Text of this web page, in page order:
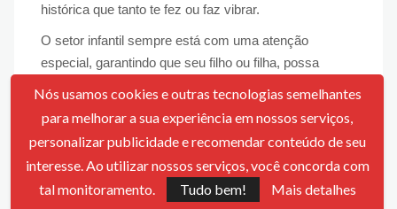
histórica que tanto te fez ou faz vibrar.
O setor infantil sempre está com uma atenção
especial, garantindo que seu filho ou filha, possa
oferecer, levando a você aquele cupom de desconto
que faz toda a diferença, muitas vezes no rumo e na
caminhada do sonho dos seus filhos, então confira os
produtos daLauri Esportee adquira já o seucupom,
pois está sujeito a validade e disponibilidade.
Nós usamos cookies e outras tecnologias semelhantes
para melhorar a sua experiência em nossos serviços,
personalizar publicidade e recomendar conteúdo de seu
interesse. Ao utilizar nossos serviços, você concorda com
tal monitoramento.
Tudo bem! Mais detalhes